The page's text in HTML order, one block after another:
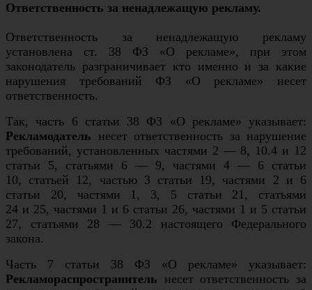
Ответственность за ненадлежащую рекламу.
Ответственность за ненадлежащую рекламу
установлена ст. 38 ФЗ «О рекламе», при этом
законодатель разграничивает кто именно и за какие
нарушения требований ФЗ «О рекламе» несет
ответственность.
Так, часть 6 статьи 38 ФЗ «О рекламе» указывает:
Рекламодатель несет ответственность за нарушение
требований, установленных частями 2 — 8, 10.4 и 12
статьи 5, статьями 6 — 9, частями 4 — 6 статьи
10, статьей 12, частью 3 статьи 19, частями 2 и 6
статьи 20, частями 1, 3, 5 статьи 21, статьями
24 и 25, частями 1 и 6 статьи 26, частями 1 и 5 статьи
27, статьями 28 — 30.2 настоящего Федерального
закона.
Часть 7 статьи 38 ФЗ «О рекламе» указывает:
Рекламораспространитель несет ответственность за